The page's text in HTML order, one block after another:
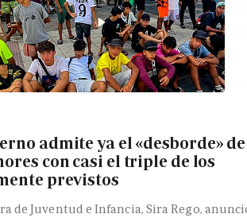
admite ya el «desborde» de
con casi el triple de los
previstos
de Juventud e Infancia, Sira Rego,